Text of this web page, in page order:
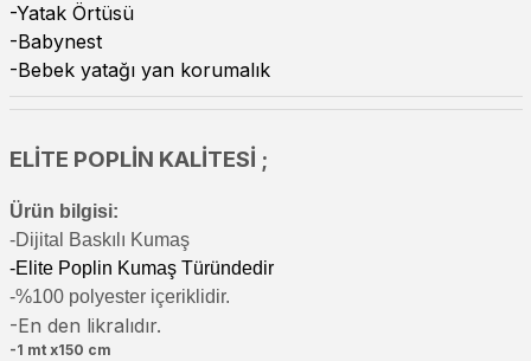
-Yatak Örtüsü
-Babynest
-Bebek yatağı yan korumalık
ELİTE POPLİN KALİTESİ ;
Ürün bilgisi:
-Dijital Baskılı Kumaş
-Elite Poplin Kumaş Türündedir
-%100 polyester içeriklidir.
-En den likralıdır.
-1 mt x150 cm